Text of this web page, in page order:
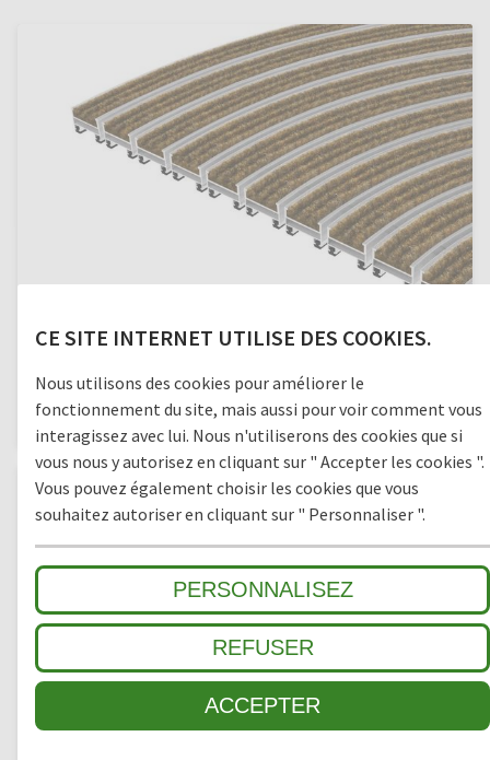
CE SITE INTERNET UTILISE DES COOKIES.
Nous utilisons des cookies pour améliorer le
fonctionnement du site, mais aussi pour voir comment vous
interagissez avec lui. Nous n'utiliserons des cookies que si
vous nous y autorisez en cliquant sur " Accepter les cookies ".
Vous pouvez également choisir les cookies que vous
souhaitez autoriser en cliquant sur " Personnaliser ".
PERSONNALISEZ
REFUSER
ACCEPTER
TOP CLEAN TREND CURVE 17
Reps